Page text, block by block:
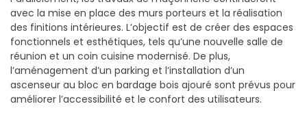
avec la mise en place des murs porteurs et la réalisation
des finitions intérieures. L’objectif est de créer des espaces
fonctionnels et esthétiques, tels qu’une nouvelle salle de
réunion et un coin cuisine modernisé. De plus,
l’aménagement d’un parking et l’installation d’un
ascenseur au bloc en bardage bois ajouré sont prévus pour
améliorer l’accessibilité et le confort des utilisateurs.